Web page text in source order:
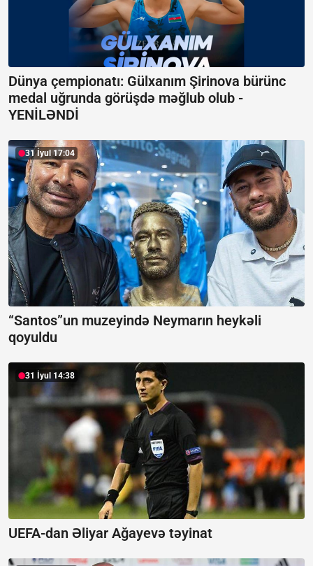
Dünya çempionatı: Gülxanım Şirinova bürünc
medal uğrunda görüşdə məğlub olub -
YENİLƏNDİ
31 İyul 17:04
“Santos”un muzeyində Neymarın heykəli
qoyuldu
31 İyul 14:38
UEFA-dan Əliyar Ağayevə təyinat